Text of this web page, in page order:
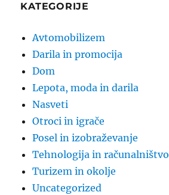
KATEGORIJE
Avtomobilizem
Darila in promocija
Dom
Lepota, moda in darila
Nasveti
Otroci in igrače
Posel in izobraževanje
Tehnologija in računalništvo
Turizem in okolje
Uncategorized